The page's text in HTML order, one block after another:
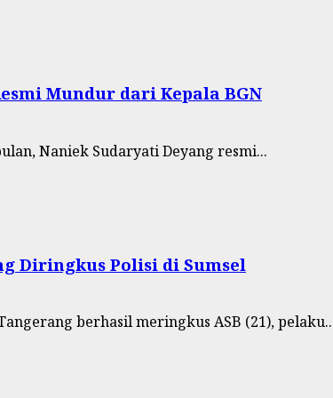
Mundur dari Kepala BGN
Naniek Sudaryati Deyang resmi...
Diringkus Polisi di Sumsel
berhasil meringkus ASB (21),